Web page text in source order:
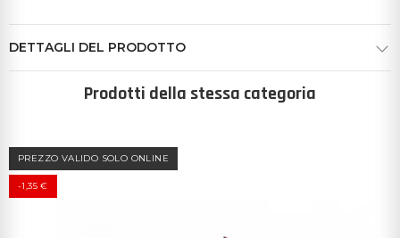
DETTAGLI DEL PRODOTTO
Prodotti della stessa categoria
PREZZO VALIDO SOLO ONLINE
-1,35 €